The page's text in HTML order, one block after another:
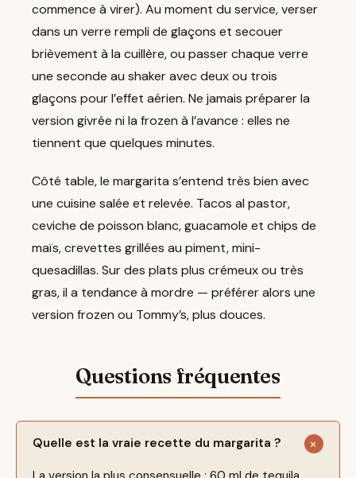
commence à virer). Au moment du service, verser
dans un verre rempli de glaçons et secouer
brièvement à la cuillère, ou passer chaque verre
une seconde au shaker avec deux ou trois
glaçons pour l’effet aérien. Ne jamais préparer la
version givrée ni la frozen à l’avance : elles ne
tiennent que quelques minutes.
Côté table, le margarita s’entend très bien avec
une cuisine salée et relevée. Tacos al pastor,
ceviche de poisson blanc, guacamole et chips de
maïs, crevettes grillées au piment, mini-
quesadillas. Sur des plats plus crémeux ou très
gras, il a tendance à mordre — préférer alors une
version frozen ou Tommy’s, plus douces.
Quelle est la vraie recette du margarita ?